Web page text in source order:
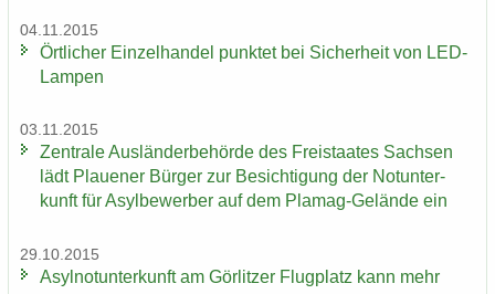
04.11.2015
Ört­li­cher Ein­zel­han­del punk­tet bei Si­cher­heit von LED-​
Lampen
03.11.2015
Zen­tra­le Aus­län­der­be­hör­de des Frei­staa­tes Sach­sen
lädt Plaue­ner Bür­ger zur Be­sich­ti­gung der Not­un­ter­
kunft für Asyl­be­wer­ber auf dem Plamag-​Gelände ein
29.10.2015
Asyl­not­un­ter­kunft am Gör­lit­zer Flug­platz kann mehr